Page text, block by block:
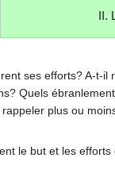
II.
ses efforts? A-t-
Quels
plus ou
le but et les efforts